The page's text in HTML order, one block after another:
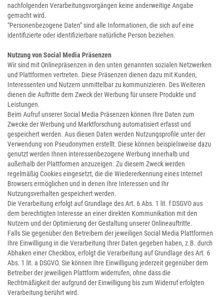
nachfolgenden Verarbeitungsvorgängen keine anderweitige Angabe
gemacht wird.
"Personenbezogene Daten" sind alle Informationen, die sich auf eine
identifizierte oder identifizierbare natürliche Person beziehen.
Nutzung von Social Media Präsenzen
Wir sind mit Onlinepräsenzen in den unten genannten sozialen Netzwerken
und Plattformen vertreten. Diese Präsenzen dienen dazu mit Kunden,
Interessenten und Nutzern unmittelbar zu kommunizieren. Des Weiteren
dienen die Auftritte dem Zweck der Werbung für unsere Produkte und
Leistungen.
Beim Aufruf unserer Social Media Präsenzen können Ihre Daten zum
Zwecke der Werbung und Marktforschung automatisiert erfasst und
gespeichert werden. Aus diesen Daten werden Nutzungsprofile unter der
Verwendung von Pseudonymen erstellt. Diese können beispielsweise dazu
genutzt werden Ihnen interessenbezogene Werbung innerhalb und
außerhalb der Plattformen anzuzeigen. Zu diesem Zweck werden
regelmäßig Cookies eingesetzt, die die Wiedererkennung eines Internet
Browsers ermöglichen und in denen Ihre Interessen und Ihr
Nutzungsverhalten gespeichert werden.
Die Verarbeitung erfolgt auf Grundlage des Art. 6 Abs. 1 lit. f DSGVO aus
dem berechtigten Interesse an einer direkten Kommunikation mit den
Nutzern und der Optimierung der Gestaltung unserer Onlineauftritte.
Falls Sie gegenüber den Betreibern der jeweiligen Social Media Plattformen
Ihre Einwilligung in die Verarbeitung Ihrer Daten gegeben haben, z.B. durch
Abhaken einer Checkbox, erfolgt die Verarbeitung auf Grundlage des Art. 6
Abs. 1 lit. a DSGVO. Sie können Ihre Einwilligung jederzeit gegenüber dem
Betreiber der jeweiligen Plattform widerrufen, ohne dass die
Rechtmäßigkeit der aufgrund der Einwilligung bis zum Widerruf erfolgten
Verarbeitung berührt wird.